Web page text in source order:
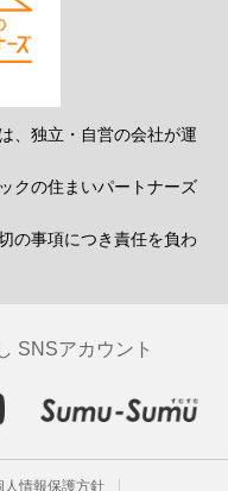
、独立・自営の会社が運
クの住まいパートナーズ
の事項につき責任を負わ
SNSアカウント
人情報保護方針